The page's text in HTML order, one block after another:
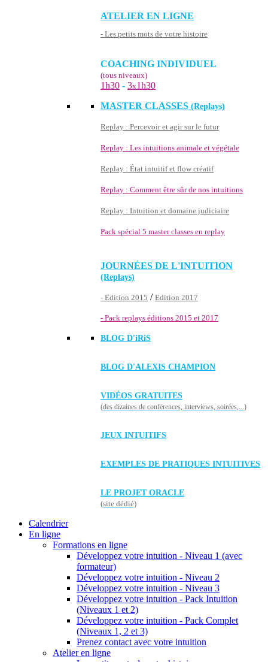
ATELIER EN LIGNE
- Les petits mots de votre histoire
COACHING INDIVIDUEL
(tous niveaux)
1h30 - 3x1h30
MASTER CLASSES (Replays)
Replay : Percevoir et agir sur le futur
Replay : Les intuitions animale et végétale
Replay : État intuitif et flow créatif
Replay : Comment être sûr de nos intuitions
Replay : Intuition et domaine judiciaire
Pack spécial 5 master classes en replay
JOURNÉES DE L'INTUITION
(Replays)
- Edition 2015 / Edition 2017
- Pack replays éditions 2015 et 2017
BLOG D'iRiS
BLOG D'ALEXIS CHAMPION
VIDÉOS GRATUITES
(des dizaines de conférences, interviews, soirées,...)
JEUX INTUITIFS
EXEMPLES DE PRATIQUES INTUITIVES
LE PROJET ORACLE
(site dédié)
Calendrier
En ligne
Formations en ligne
Développez votre intuition - Niveau 1 (avec
formateur)
Développez votre intuition - Niveau 2
Développez votre intuition - Niveau 3
Développez votre intuition - Pack Intuition
(Niveaux 1 et 2)
Développez votre intuition - Pack Complet
(Niveaux 1, 2 et 3)
Prenez contact avec votre intuition
Atelier en ligne